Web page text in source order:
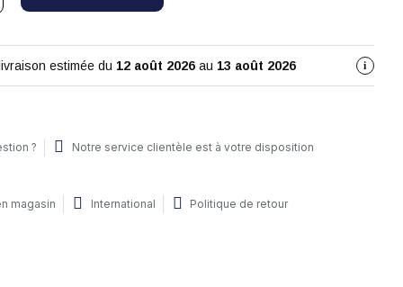
estimée du 12 août 2026 au 13 août 2026 i
? Notre service clientèle est à votre disposition
magasin International Politique de retour